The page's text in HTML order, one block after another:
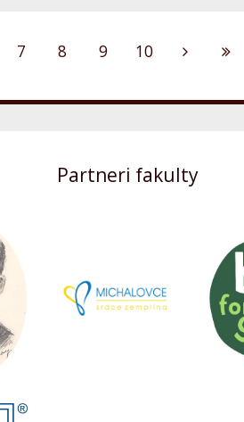
7 8 9 10
Partneri fakulty